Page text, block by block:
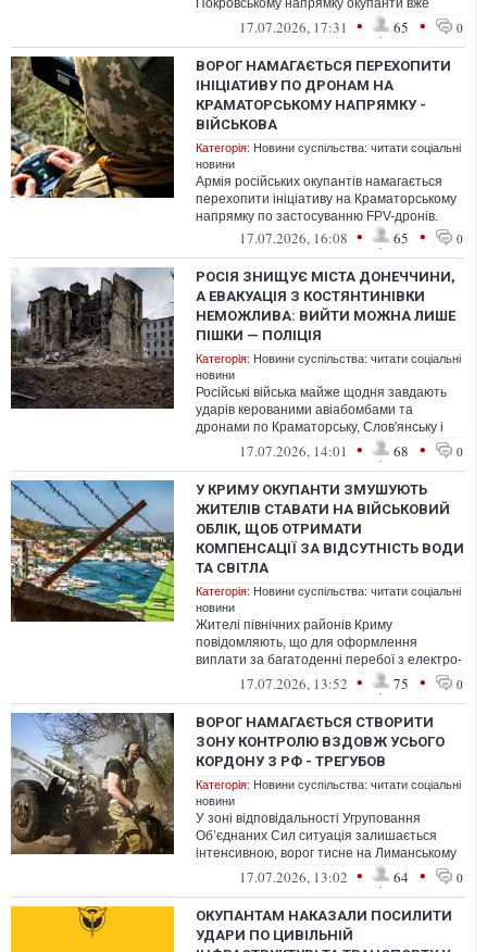
Покровському напрямку окупанти вже
кілька місяців не проводять масштабних...
17.07.2026, 17:31 • 65 • 0
ВОРОГ НАМАГАЄТЬСЯ ПЕРЕХОПИТИ
ІНІЦІАТИВУ ПО ДРОНАМ НА
КРАМАТОРСЬКОМУ НАПРЯМКУ -
ВІЙСЬКОВА
Категорія: Новини суспільства: читати соціальні
новини
Армія російських окупантів намагається
перехопити ініціативу на Краматорському
напрямку по застосуванню FPV-дронів.
17.07.2026, 16:08 • 65 • 0
РОСІЯ ЗНИЩУЄ МІСТА ДОНЕЧЧИНИ,
А ЕВАКУАЦІЯ З КОСТЯНТИНІВКИ
НЕМОЖЛИВА: ВИЙТИ МОЖНА ЛИШЕ
ПІШКИ — ПОЛІЦІЯ
Категорія: Новини суспільства: читати соціальні
новини
Російські війська майже щодня завдають
ударів керованими авіабомбами та
дронами по Краматорську, Слов'янську і
Дружківці, а ситуація в Костянтинівці з...
17.07.2026, 14:01 • 68 • 0
У КРИМУ ОКУПАНТИ ЗМУШУЮТЬ
ЖИТЕЛІВ СТАВАТИ НА ВІЙСЬКОВИЙ
ОБЛІК, ЩОБ ОТРИМАТИ
КОМПЕНСАЦІЇ ЗА ВІДСУТНІСТЬ ВОДИ
ТА СВІТЛА
Категорія: Новини суспільства: читати соціальні
новини
Жителі північних районів Криму
повідомляють, що для оформлення
виплати за багатоденні перебої з електро-
та водопостачанням окупанти вимагають
17.07.2026, 13:52 • 75 • 0
ВОРОГ НАМАГАЄТЬСЯ СТВОРИТИ
ЗОНУ КОНТРОЛЮ ВЗДОВЖ УСЬОГО
КОРДОНУ З РФ - ТРЕГУБОВ
Категорія: Новини суспільства: читати соціальні
новини
У зоні відповідальності Угруповання
Об’єднаних Сил ситуація залишається
інтенсивною, ворог тисне на Лиманському
та Куп’янському напрямках.
17.07.2026, 13:02 • 64 • 0
ОКУПАНТАМ НАКАЗАЛИ ПОСИЛИТИ
УДАРИ ПО ЦИВІЛЬНІЙ